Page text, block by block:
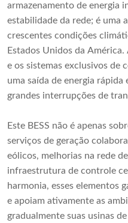
armazenamento de energia
estabilidade da rede; é uma
crescentes condições
Estados Unidos da
e os sistemas exclusivos de
uma saída de energia
grandes interrupções de
Este BESS não é apenas
serviços de geração
eólicos, melhorias na rede
infraestrutura de controle
harmonia, esses elementos
e apoiam ativamente as
gradualmente suas usinas